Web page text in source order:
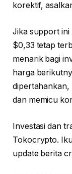
korektif,
Jika support
$0,33 tetap
menarik bagi
harga
dipertahankan,
dan memicu
Investasi dan
Tokocrypto.
update berita